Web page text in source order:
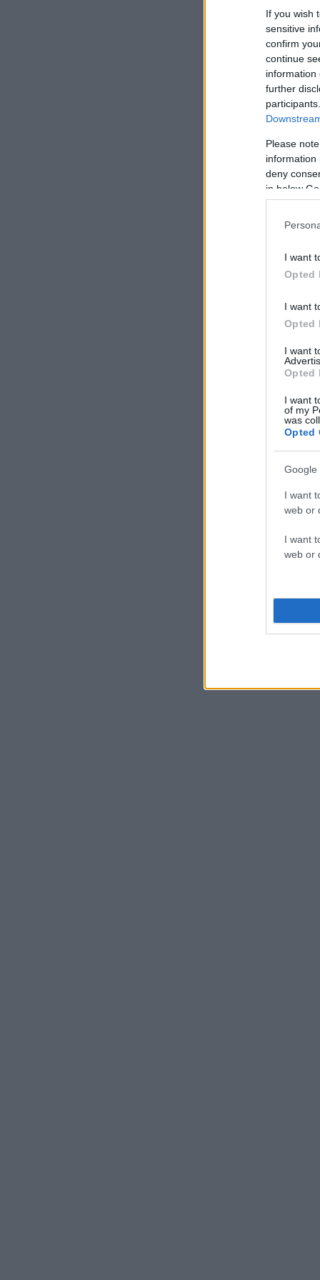
If you wish
sensitive
confirm
continue
information
further
Please
information
deny
in below
I want
Opted
I want
Opted
I want
Opted
I want
of my
was
Opted
Google
I want
web or
I want
web or